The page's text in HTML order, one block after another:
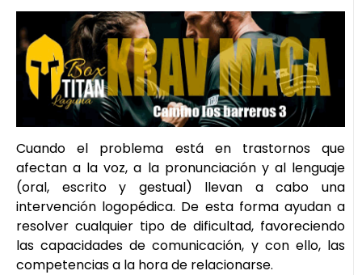
Cuando el problema está en trastornos que
afectan a la voz, a la pronunciación y al lenguaje
(oral, escrito y gestual) llevan a cabo una
intervención logopédica. De esta forma ayudan a
resolver cualquier tipo de dificultad, favoreciendo
las capacidades de comunicación, y con ello, las
competencias a la hora de relacionarse.